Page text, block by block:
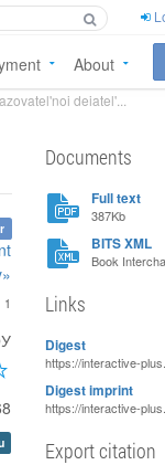
About
deiatel'...
1
Documents
Full text
387Kb
BITS XML
Book
Links
Digest
https://interactive-
Digest imprint
https://interactive-
Export citation